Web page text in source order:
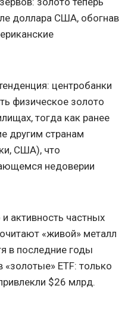
доллара США, обогнав
центробанки
физическое золото
тогда как ранее
другим странам
США), что
недоверии
активность частных
«живой» металл
в последние годы
«золотые» ETF: только
$26 млрд.